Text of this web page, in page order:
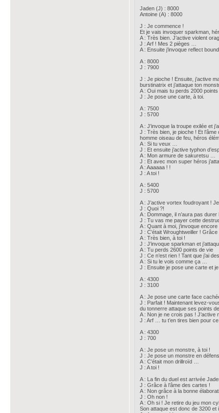
Jaden (J) : 8000
Antoine (A) : 8000
J : Je commence !
Et je vais invoquer sparkman,
A : Très bien. J’active violent
J : Arf ! Mes 2 pièges …
A : Ensuite j’invoque reflect
A : 8000
J : 7900
J : Je pioche ! Ensuite, j’active
burstinatrix et j’attaque ton
A : Oui mais tu perds 2000
J : Je pose une carte, à toi.
A : 7500
J : 5700
A : J’invoque la troupe exilée et
J : Très bien, je pioche ! Et
homme oiseau de feu, héros
A : Si tu veux …
J : Et ensuite j’active typhon
A : Mon armure de sakuretsu …
J : Et avec mon super héros
A : Aaaaaa ! !
J : A toi !
A : 5400
J : 5700
A : J’active vortex foudroyant !
J : Quoi ?!
A : Dommage, il n’aura pas
J : Tu vas me payer cette
A : Quant à moi, j’invoque
J : C’était Wroughtweiller !
A : Très bien, à toi !
J : J’invoque sparkman et
A : Tu perds 2600 points de vie
J : Ce n’est rien ! Tant que j’ai
A : Si tu le vois comme ça …
J : Ensuite je pose une carte et
A : 4300
J : 3100
A : Je pose une carte face
J : Parfait ! Maintenant levez-
du tonnerre attaque ses points
A : Non je ne crois pas ! J’active
J : Arf … tu t’en tires bien pour
A : 4300
J : 700
A : Je pose un monstre, à toi !
J : Je pose un monstre en
A : C’était mon drillroïd …
J : A toi !
A : La fin du duel est arrivée
J : Grâce à l’âme des cartes !
A : Non grâce à la bonne
J : Oh non !
A : Oh si ! Je retire du jeu mon
Son attaque est donc de 3200